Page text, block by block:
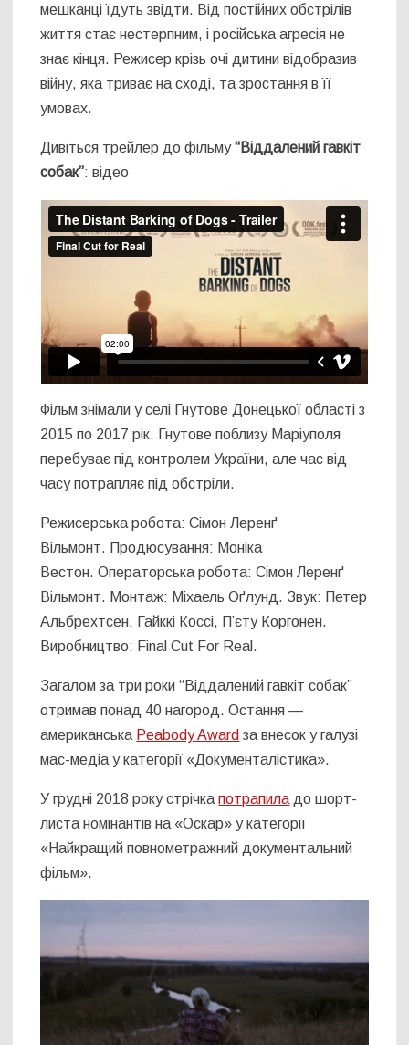
мешканці їдуть звідти. Від постійних обстрілів
життя стає нестерпним, і російська агресія не
знає кінця. Режисер крізь очі дитини відобразив
війну, яка триває на сході, та зростання в її
умовах.
Дивіться трейлер до фільму“Віддалений гавкіт
собак”: відео
Фільм знімали у селі Гнутове Донецької області з
2015 по 2017 рік. Гнутове поблизу Маріуполя
перебуває під контролем України, але час від
часу потрапляє під обстріли.
Режисерська робота: Сімон Леренґ
Вільмонт. Продюсування: Моніка
Вестон. Операторська робота: Сімон Леренґ
Вільмонт. Монтаж: Міхаель Оґлунд. Звук: Петер
Альбрехтсен, Гайккі Коссі, П’єту Коргонен.
Виробництво: Final Cut For Real.
Загалом за три роки “Віддалений гавкіт собак”
отримав понад 40 нагород. Остання —
американська Peabody Award за внесок у галузі
мас-медіа у категорії «Документалістика».
У грудні 2018 року стрічкапотрапиладо шорт-
листа номінантів на «Оскар» у категорії
«Найкращий повнометражний документальний
фільм».